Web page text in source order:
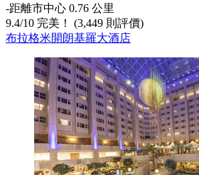
‐距離市中心 0.76 公里
9.4/10 完美！ (3,449 則評價)
布拉格米開朗基羅大酒店